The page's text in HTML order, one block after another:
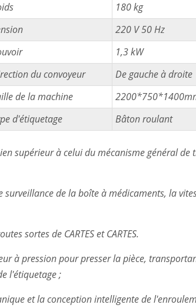
180 kg
220 V 50 Hz
1,3 kW
du convoyeur
De gauche à droite
de la machine
d'étiquetage Bâton roulant
supérieur à celui du mécanisme général de
surveillance de la boîte à médicaments, la
sortes de CARTES et CARTES.
à pression pour presser la pièce,
l'étiquetage ;
et la conception intelligente de